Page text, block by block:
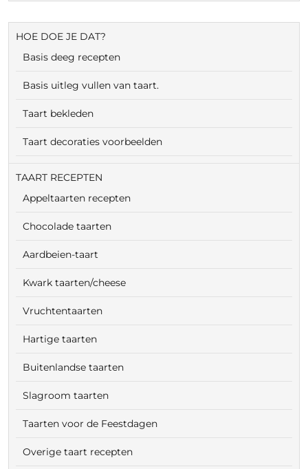
HOE DOE JE DAT?
Basis deeg recepten
Basis uitleg vullen van taart.
Taart bekleden
Taart decoraties voorbeelden
TAART RECEPTEN
Appeltaarten recepten
Chocolade taarten
Aardbeien-taart
Kwark taarten/cheese
Vruchtentaarten
Hartige taarten
Buitenlandse taarten
Slagroom taarten
Taarten voor de Feestdagen
Overige taart recepten